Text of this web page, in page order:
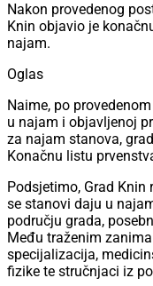
Nakon provedenog
Knin objavio je
najam.
Oglas
Naime, po
u najam i objavljenoj
za najam stanova,
Konačnu listu
Podsjetimo, Grad
se stanovi daju u
području grada,
Među traženim
specijalizacija,
fizike te stručnjaci iz